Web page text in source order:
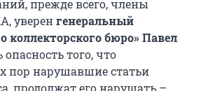
прежде всего, члены
уверенгенеральный
коллекторского бюро» Павел
опасность того, что
пор нарушавшие статьи
продолжат его нарушать –